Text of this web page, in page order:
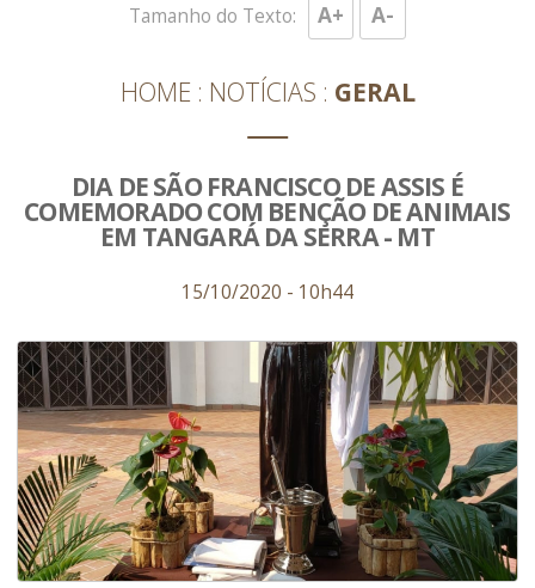
HOME NOTÍCIAS GERAL
Tamanho do Texto: A+ A-
DIA DE SÃO FRANCISCO DE ASSIS É
COMEMORADO COM BENÇÃO DE ANIMAIS
EM TANGARÁ DA SERRA - MT
15/10/2020 - 10h44